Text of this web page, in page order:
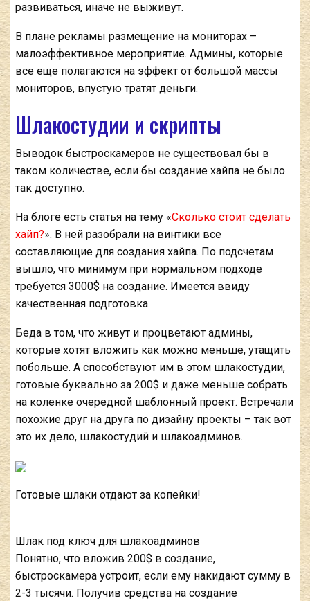
развиваться, иначе не выживут.
В плане рекламы размещение на мониторах –
малоэффективное мероприятие. Админы, которые
все еще полагаются на эффект от большой массы
мониторов, впустую тратят деньги.
Шлакостудии и скрипты
Выводок быстроскамеров не существовал бы в
таком количестве, если бы создание хайпа не было
так доступно.
На блоге есть статья на тему «Сколько стоит сделать
хайп?». В ней разобрали на винтики все
составляющие для создания хайпа. По подсчетам
вышло, что минимум при нормальном подходе
требуется 3000$ на создание. Имеется ввиду
качественная подготовка.
Беда в том, что живут и процветают админы,
которые хотят вложить как можно меньше, утащить
побольше. А способствуют им в этом шлакостудии,
готовые буквально за 200$ и даже меньше собрать
на коленке очередной шаблонный проект. Встречали
похожие друг на друга по дизайну проекты – так вот
это их дело, шлакостудий и шлакоадминов.
Готовые шлаки отдают за копейки!
Шлак под ключ для шлакоадминов
Понятно, что вложив 200$ в создание,
быстроскамера устроит, если ему накидают сумму в
2-3 тысячи. Получив средства на создание